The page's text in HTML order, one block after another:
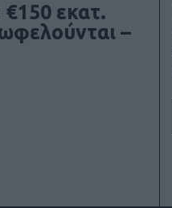
εκατ.
–